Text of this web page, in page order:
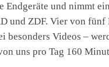
und nimmt
und ZDF. Vier von fünf
Videos –
uns pro Tag 160